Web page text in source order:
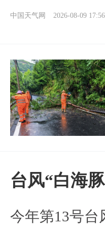
中国天气网 2026-08-09 17:56
台风“白海
今年第13号台